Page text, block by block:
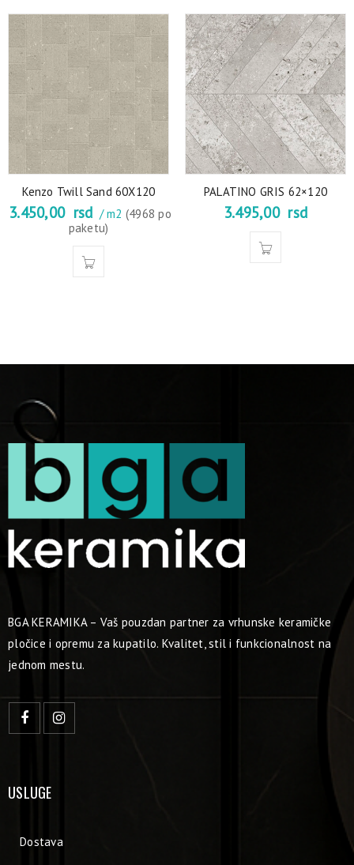
Kenzo Twill Sand 60X120
3.450,00 rsd / m2 (4968 po
paketu)
PALATINO GRIS 62×120
3.495,00 rsd
BGA KERAMIKA – Vaš pouzdan partner za vrhunske keramičke
pločice i opremu za kupatilo. Kvalitet, stil i funkcionalnost na
jednom mestu.
USLUGE
Dostava